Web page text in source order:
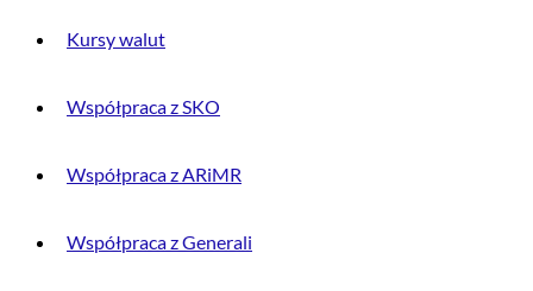
Kursy walut
Współpraca z SKO
Współpraca z ARiMR
Współpraca z Generali